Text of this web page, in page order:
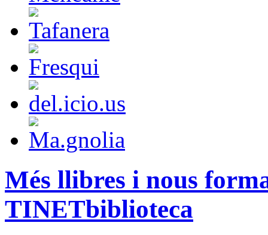
Més llibres i nous
TINETbiblioteca